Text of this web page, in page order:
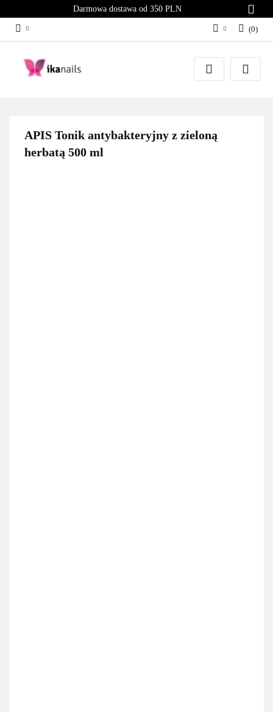
Darmowa dostawa od 350 PLN
Zaloguj się
Załóż konto
(0)
APIS Tonik antybakteryjny z zieloną
herbatą 500 ml